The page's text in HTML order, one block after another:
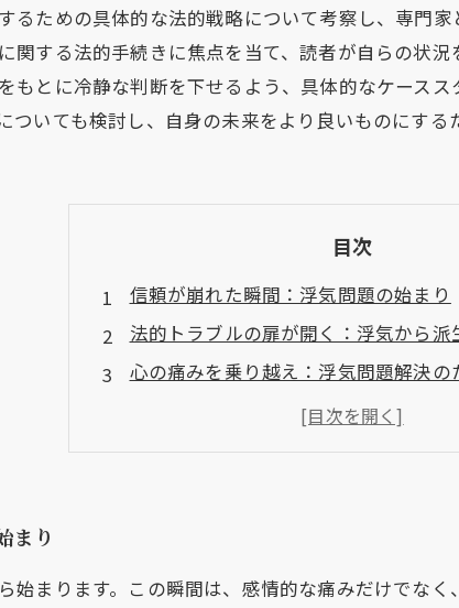
るための具体的な法的戦略について考察し、専門
関する法的手続きに焦点を当て、読者が自らの状
もとに冷静な判断を下せるよう、具体的なケース
ついても検討し、自身の未来をより良いものにする
目次
信頼が崩れた瞬間：浮気問題の始まり
法的トラブルの扉が開く：浮気から派
心の痛みを乗り越え：浮気問題解決の
離婚、財産分与、養育権：法的戦略を
新しい未来への選択肢：信頼回復と関
まり
始まります。この瞬間は、感情的な痛みだけでな